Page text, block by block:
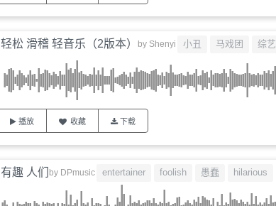
轻松 滑稽 轻音乐（2版本） by Shenyi 小丑 马戏团 综艺
播放 收藏 下载
有趣 人们 by DPmusic entertainer foolish 愚蠢 hilarious